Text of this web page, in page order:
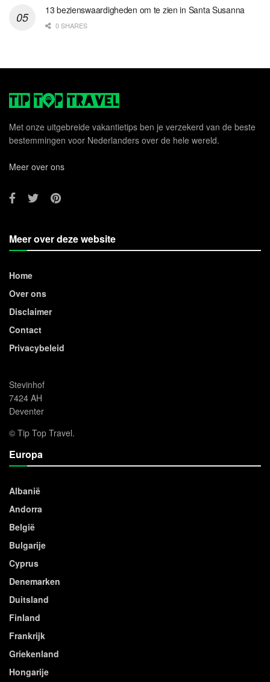
13 bezienswaardigheden om te zien in Santa Susanna
0 SHARES
Met onze uitgebreide vakantietips ben je verzekerd van de beste
bestemmingen voor Nederlanders over de hele wereld.
Meer over ons
Meer over deze website
Home
Over ons
Disclaimer
Contact
Privacybeleid
Stevinhof
7424 AH
Deventer
© Tip Top Travel.
Europa
Albanië
Andorra
België
Bulgarije
Cyprus
Denemarken
Duitsland
Finland
Frankrijk
Griekenland
Hongarije